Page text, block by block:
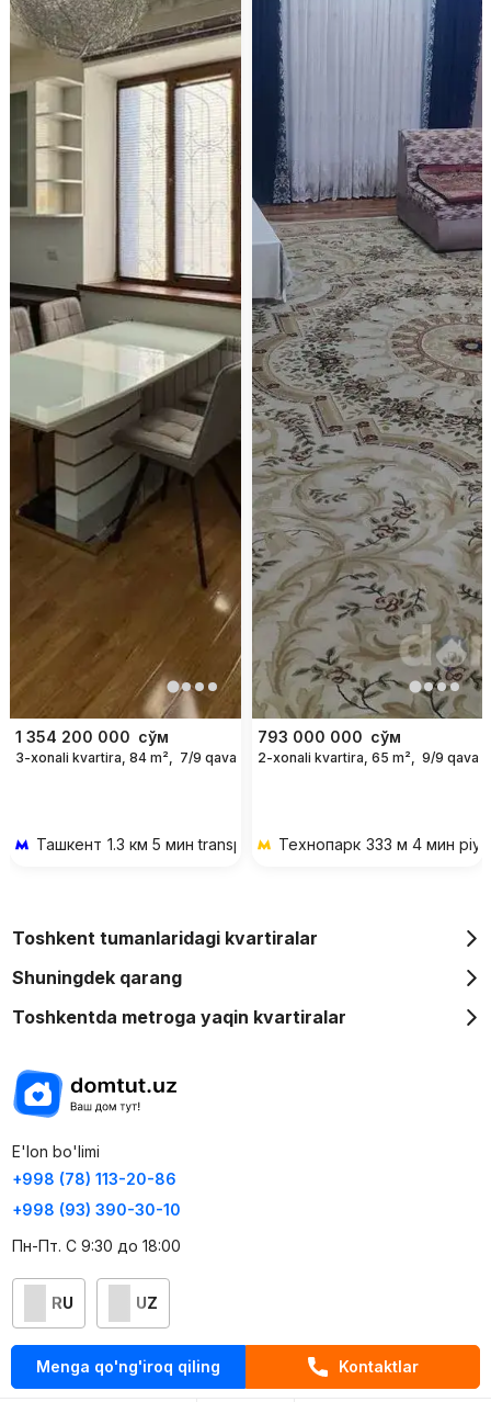
Menga qo'ng'iroq qiling Kontaktlar
1 354 200 000 сўм
3-xonali kvartira, 84 m², 7/9 qavat
Ташкент 1.3 км 5 мин transportda
793 000 000 сўм
2-xonali kvartira, 65 m², 9/9 qavat
Технопарк 333 м 4 мин
Toshkent tumanlaridagi kvartiralar
Shuningdek qarang
Toshkentda metroga yaqin kvartiralar
E'lon bo'limi
+998 (78) 113-20-86
+998 (93) 390-30-10
Пн-Пт. С 9:30 до 18:00
RU UZ
Kontaktlar